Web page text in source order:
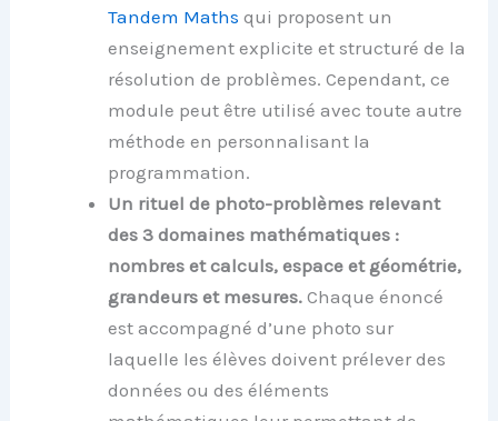
Tandem Maths qui proposent un
enseignement explicite et structuré de la
résolution de problèmes. Cependant, ce
module peut être utilisé avec toute autre
méthode en personnalisant la
programmation.
Un rituel de photo-problèmes relevant
des 3 domaines mathématiques :
nombres et calculs, espace et géométrie,
grandeurs et mesures.Chaque énoncé
est accompagné d’une photo sur
laquelle les élèves doivent prélever des
données ou des éléments